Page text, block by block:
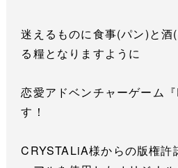
迷えるものに食事(パン)と
る糧となりますように
恋愛アドベンチャーゲーム
す！
CRYSTALiA様からの版権許